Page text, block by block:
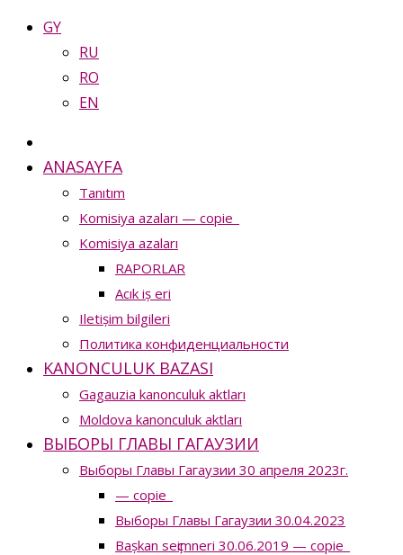
GY
RU
RO
EN
ANASAYFA
Tanıtım
Komisiya azaları — copie_
Komisiya azaları
RAPORLAR
Acık iș eri
Iletișim bilgileri
Политика конфиденциальности
KANONCULUK BAZASI
Gagauzia kanonculuk aktları
Moldova kanonculuk aktları
ВЫБОРЫ ГЛАВЫ ГАГАУЗИИ
Выборы Главы Гагаузии 30 апреля 2023г.
— copie_
Выборы Главы Гагаузии 30.04.2023
Bașkan seҫimneri 30.06.2019 — copie_